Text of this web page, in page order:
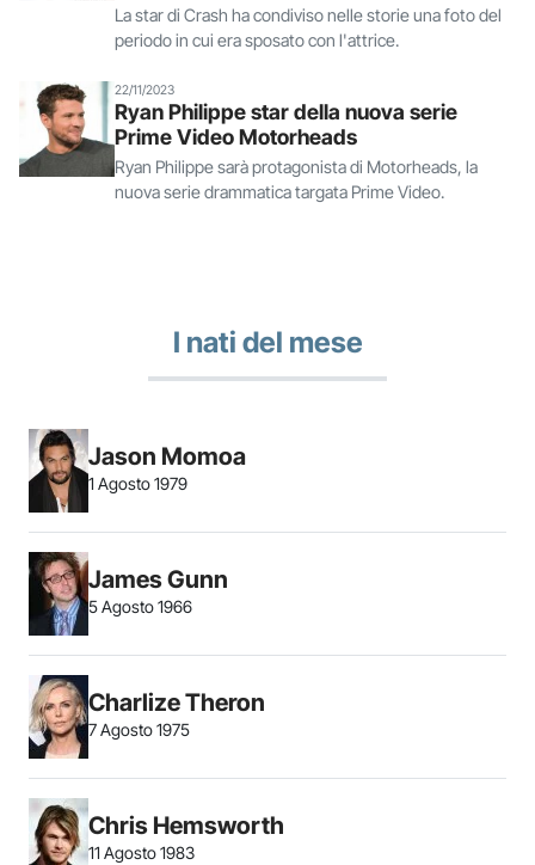
La star di Crash ha condiviso nelle storie una foto del
periodo in cui era sposato con l'attrice.
22/11/2023
Ryan Philippe star della nuova serie
Prime Video Motorheads
Ryan Philippe sarà protagonista di Motorheads, la
nuova serie drammatica targata Prime Video.
I nati del mese
Jason Momoa
1 Agosto 1979
James Gunn
5 Agosto 1966
Charlize Theron
7 Agosto 1975
Chris Hemsworth
11 Agosto 1983